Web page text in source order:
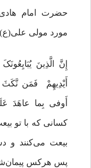
مورد مولی
إِنَّ الَّذِینَ
أَیْدِیهِمْ فَمَن
أَوفى بِما عاهَدَ
کسانی که با تو
بیعت می‌کنند و
پس هرکس